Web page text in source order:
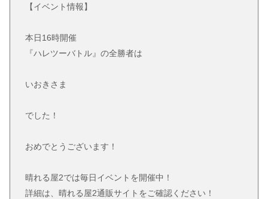
【イベント情報】
本日16時開催
『ハレツーバトル』の全勝者は
いおきさま
でした！
おめでとうございます！
晴れる屋2では毎日イベントを開催中！
詳細は、晴れる屋2通販サイトをご確認ください！